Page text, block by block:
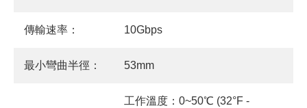
傳輸速率： 10Gbps
最小彎曲半徑： 53mm
工作溫度：0~50℃ (32°F -